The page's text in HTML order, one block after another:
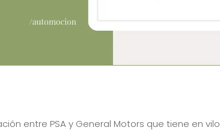
entre PSA y General Motors que tiene en